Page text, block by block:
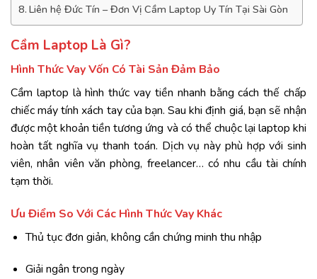
Liên hệ Đức Tín – Đơn Vị Cầm Laptop Uy Tín Tại Sài Gòn
Cầm Laptop Là Gì?
Hình ThứcVayVốn Có Tài SảnĐảm Bảo
Cầm laptop làhìnhthứcvay tiền nhanh bằngcáchthếchấp
chiếcmáytínhxách taycủa bạn.Saukhiđịnh giá, bạn sẽnhận
đượcmộtkhoảntiềntương ứng và có thể chuộclạilaptopkhi
hoàn tất nghĩavụ thanh toán. Dịchvụ này phù hợpvới sinh
viên,nhân viên vănphòng, freelancer… cónhu cầu tàichính
tạm thời.
ƯuĐiểm So Với Các Hình ThứcVay Khác
Thủ tụcđơn giản, không cần chứng minh thu nhập
Giải ngân trong ngày